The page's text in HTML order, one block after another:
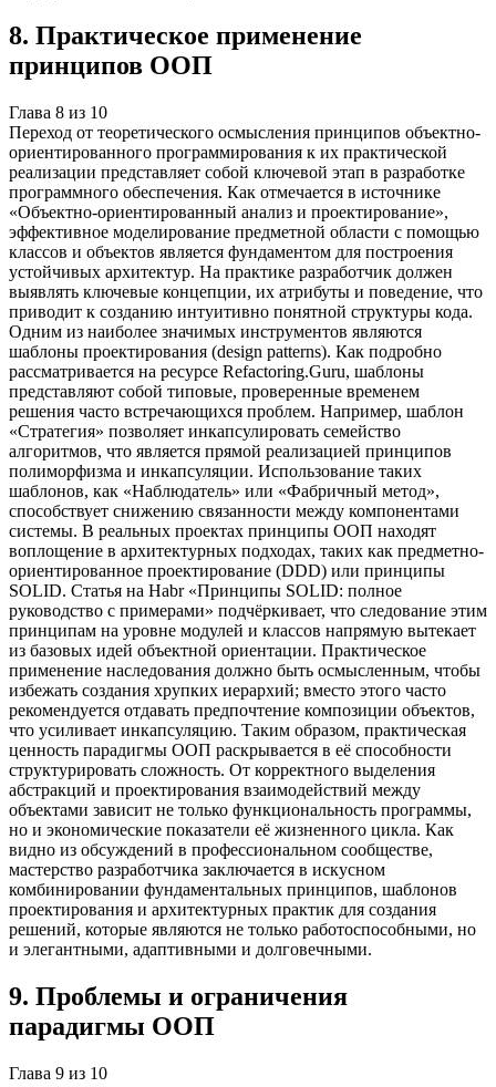
8. Практическое применение
принципов ООП
Глава 8 из 10
Переход от теоретического осмысления принципов объектно-
ориентированного программирования к их практической
реализации представляет собой ключевой этап в разработке
программного обеспечения. Как отмечается в источнике
«Объектно-ориентированный анализ и проектирование»,
эффективное моделирование предметной области с помощью
классов и объектов является фундаментом для построения
устойчивых архитектур. На практике разработчик должен
выявлять ключевые концепции, их атрибуты и поведение, что
приводит к созданию интуитивно понятной структуры кода.
Одним из наиболее значимых инструментов являются
шаблоны проектирования (design patterns). Как подробно
рассматривается на ресурсе Refactoring.Guru, шаблоны
представляют собой типовые, проверенные временем
решения часто встречающихся проблем. Например, шаблон
«Стратегия» позволяет инкапсулировать семейство
алгоритмов, что является прямой реализацией принципов
полиморфизма и инкапсуляции. Использование таких
шаблонов, как «Наблюдатель» или «Фабричный метод»,
способствует снижению связанности между компонентами
системы. В реальных проектах принципы ООП находят
воплощение в архитектурных подходах, таких как предметно-
ориентированное проектирование (DDD) или принципы
SOLID. Статья на Habr «Принципы SOLID: полное
руководство с примерами» подчёркивает, что следование этим
принципам на уровне модулей и классов напрямую вытекает
из базовых идей объектной ориентации. Практическое
применение наследования должно быть осмысленным, чтобы
избежать создания хрупких иерархий; вместо этого часто
рекомендуется отдавать предпочтение композиции объектов,
что усиливает инкапсуляцию. Таким образом, практическая
ценность парадигмы ООП раскрывается в её способности
структурировать сложность. От корректного выделения
абстракций и проектирования взаимодействий между
объектами зависит не только функциональность программы,
но и экономические показатели её жизненного цикла. Как
видно из обсуждений в профессиональном сообществе,
мастерство разработчика заключается в искусном
комбинировании фундаментальных принципов, шаблонов
проектирования и архитектурных практик для создания
решений, которые являются не только работоспособными, но
и элегантными, адаптивными и долговечными.
9. Проблемы и ограничения
парадигмы ООП
Глава 9 из 10